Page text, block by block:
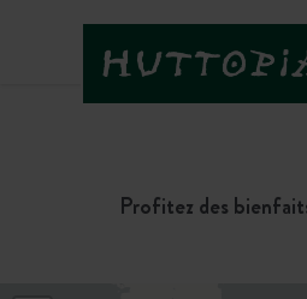
Profitez des